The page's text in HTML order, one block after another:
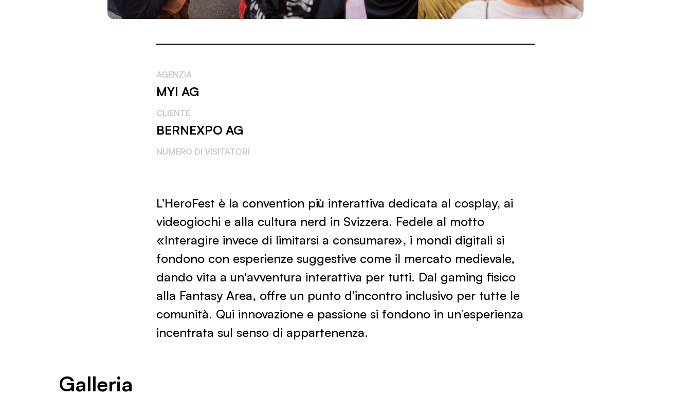
AGENZIA
MYI AG
CLIENTE
BERNEXPO AG
NUMERO DI VISITATORI
L'HeroFest è la convention più interattiva dedicata al cosplay, ai
videogiochi e alla cultura nerd in Svizzera. Fedele al motto
«Interagire invece di limitarsi a consumare», i mondi digitali si
fondono con esperienze suggestive come il mercato medievale,
dando vita a un'avventura interattiva per tutti. Dal gaming fisico
alla Fantasy Area, offre un punto d’incontro inclusivo per tutte le
comunità. Qui innovazione e passione si fondono in un’esperienza
incentrata sul senso di appartenenza.
Galleria